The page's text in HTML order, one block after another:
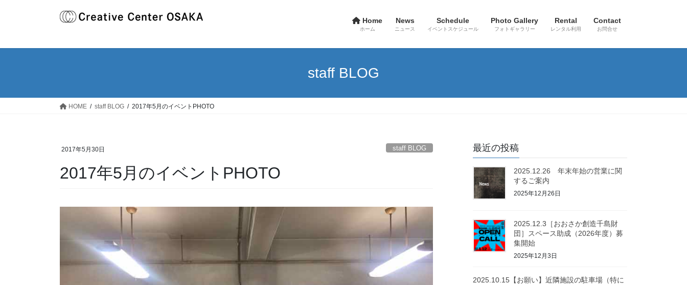
Home
ホーム
News
ニュース
Schedule
イベントスケジュール
Photo Gallery
フォトギャラリー
Rental
レンタル利用
Contact
お問合せ
staff BLOG
HOME staff BLOG 2017年5月のイベントPHOTO
2017年5月30日 staff BLOG
2017年5月のイベントPHOTO
最近の投稿
2025.12.26 年末年始の営業に関
するご案内
2025年12月26日
2025.12.3［おおさか創造千島財
団］スペース助成（2026年度）募
集開始
2025年12月3日
2025.10.15【お願い】近隣施設の駐車場（特に